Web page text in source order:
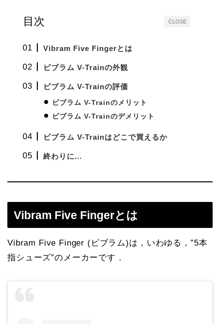
CLOSE
目次
Vibram Five Fingerとは
ビブラム V-Trainの外観
ビブラム V-Trainの評価
ビブラム V-Trainのメリット
ビブラム V-Trainのデメリット
ビブラム V-Trainはどこで買えるか
終わりに...
Vibram Five Fingerとは
Vibram Five Finger (ビブラム)は，いわゆる，”5本
指シューズ”のメーカーです．